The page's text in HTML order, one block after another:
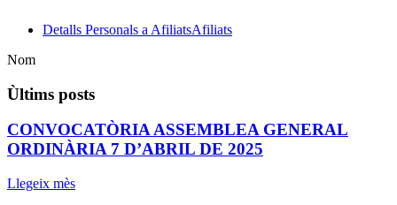
Detalls Personals a AfiliatsAfiliats
Nom
Ùltims posts
CONVOCATÒRIA ASSEMBLEA GENERAL
ORDINÀRIA 7 D’ABRIL DE 2025
Llegeix mès